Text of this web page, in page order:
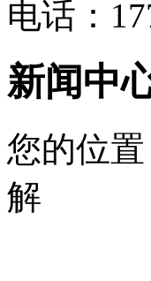
电话：
新闻中
您的位置
解